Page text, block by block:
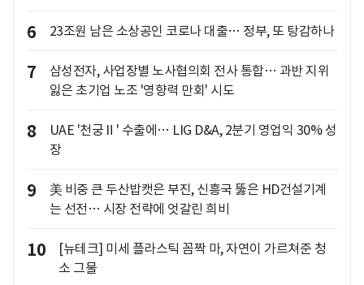
6 23조원 남은 소상공인 코로나 대출… 정부, 또 탕감하나
7
삼성전자, 사업장별 노사협의회 전사 통합… 과반 지위
잃은 초기업 노조 '영향력 만회' 시도
8
UAE '천궁Ⅱ' 수출에… LIG D&A, 2분기 영업익 30% 성
장
9
美 비중 큰 두산밥캣은 부진, 신흥국 뚫은 HD건설기계
는 선전… 시장 전략에 엇갈린 희비
10
[뉴테크] 미세 플라스틱 꼼짝 마, 자연이 가르쳐준 청
소 그물